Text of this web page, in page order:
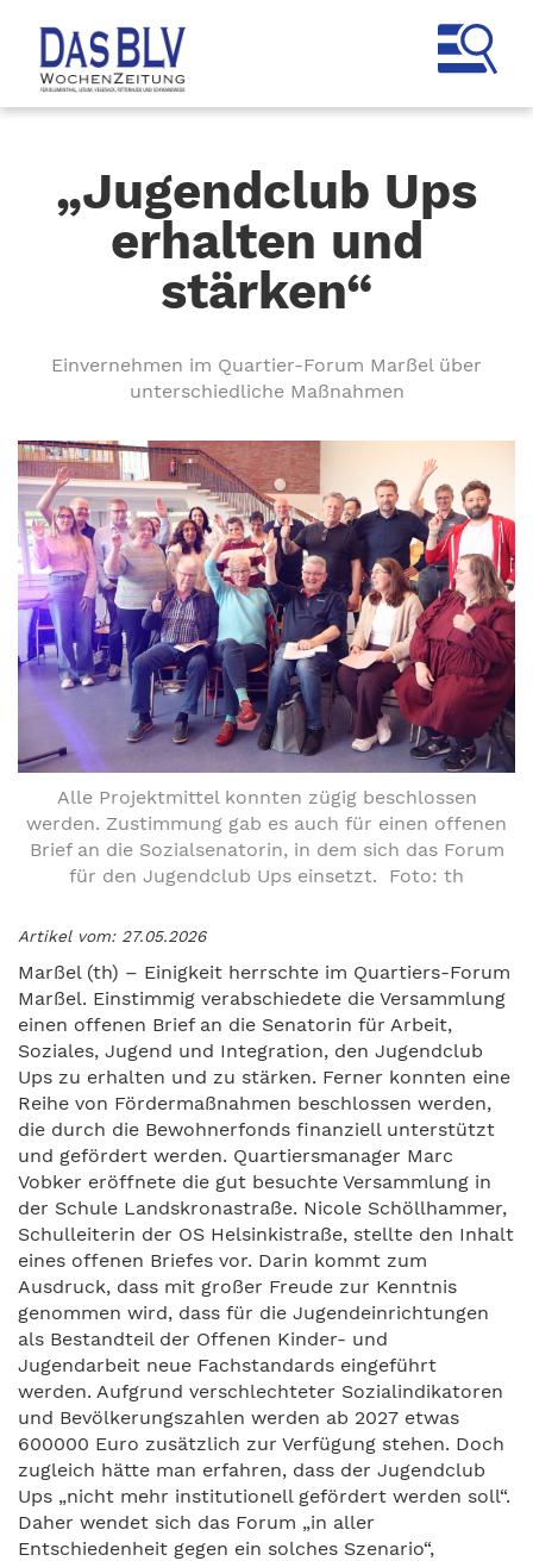
„Jugendclub Ups
erhalten und
stärken“
Einvernehmen im Quartier-Forum Marßel über
unterschiedliche Maßnahmen
Alle Projektmittel konnten zügig beschlossen
werden. Zustimmung gab es auch für einen offenen
Brief an die Sozialsenatorin, in dem sich das Forum
für den Jugendclub Ups einsetzt. Foto: th
Artikel vom: 27.05.2026
Marßel (th) – Einigkeit herrschte im Quartiers-Forum
Marßel. Einstimmig verabschiedete die Versammlung
einen offenen Brief an die Senatorin für Arbeit,
Soziales, Jugend und Integration, den Jugendclub
Ups zu erhalten und zu stärken. Ferner konnten eine
Reihe von Fördermaßnahmen beschlossen werden,
die durch die Bewohnerfonds finanziell unterstützt
und gefördert werden. Quartiersmanager Marc
Vobker eröffnete die gut besuchte Versammlung in
der Schule Landskronastraße. Nicole Schöllhammer,
Schulleiterin der OS Helsinkistraße, stellte den Inhalt
eines offenen Briefes vor. Darin kommt zum
Ausdruck, dass mit großer Freude zur Kenntnis
genommen wird, dass für die Jugendeinrichtungen
als Bestandteil der Offenen Kinder- und
Jugendarbeit neue Fachstandards eingeführt
werden. Aufgrund verschlechteter Sozialindikatoren
und Bevölkerungszahlen werden ab 2027 etwas
600000 Euro zusätzlich zur Verfügung stehen. Doch
zugleich hätte man erfahren, dass der Jugendclub
Ups „nicht mehr institutionell gefördert werden soll“.
Daher wendet sich das Forum „in aller
Entschiedenheit gegen ein solches Szenario“,